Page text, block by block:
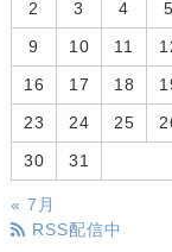
2 3 4 5
9 10 11
16 17 18
23 24 25
30 31
« 7月
RSS配信中